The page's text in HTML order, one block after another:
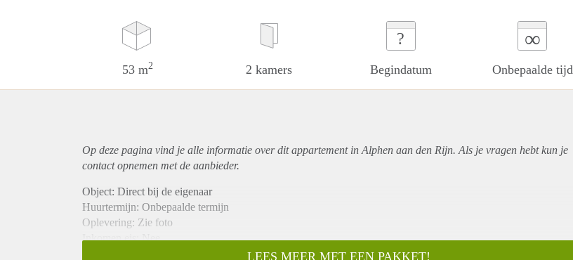
53 m2 2 kamers
?
Begindatum
∞
Onbepaalde tijd
Op deze pagina vind je alle informatie over ditappartementin Alphen aan den Rijn. Als je vragen hebt kun je
contact opnemen met de aanbieder.
Object: Direct bij de eigenaar
Huurtermijn: Onbepaalde termijn
Oplevering: Zie foto
Inkomen eis: Nee
LEES MEER MET EEN PAKKET!